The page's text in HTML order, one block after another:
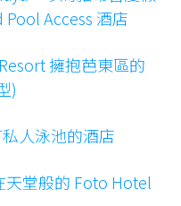
Access 酒店
擁抱芭東區的
)
人泳池的酒店
天堂般的 Foto Hotel